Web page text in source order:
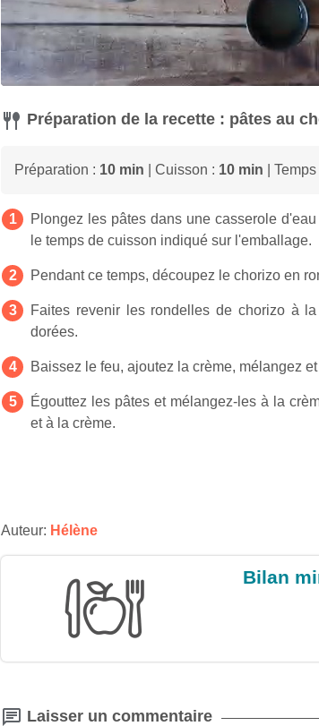
Préparation de la recette : pâtes au
Préparation : 10 min | Cuisson : 10 min |
Plongez les pâtes dans une casserole
le temps de cuisson indiqué sur l'emballage.
Pendant ce temps, découpez le chorizo en
Faites revenir les rondelles de chorizo à
dorées.
Baissez le feu, ajoutez la crème, mélangez
Égouttez les pâtes et mélangez-les à la
et à la crème.
Auteur: Hélène
Bilan
Laisser un commentaire